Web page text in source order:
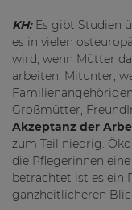
KH:Es gibt Studien
es in vielen
wird, wenn Mütter
arbeiten. Mitunter,
Großmütter,
Akzeptanz der
zum Teil niedrig.
die Pflegerinnen
betrachtet ist es ein
ganzheitlicheren